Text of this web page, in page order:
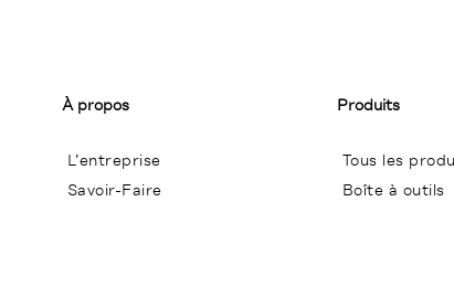
À propos
L’entreprise
Savoir-Faire
Produits
Tous les
Boîte à outils